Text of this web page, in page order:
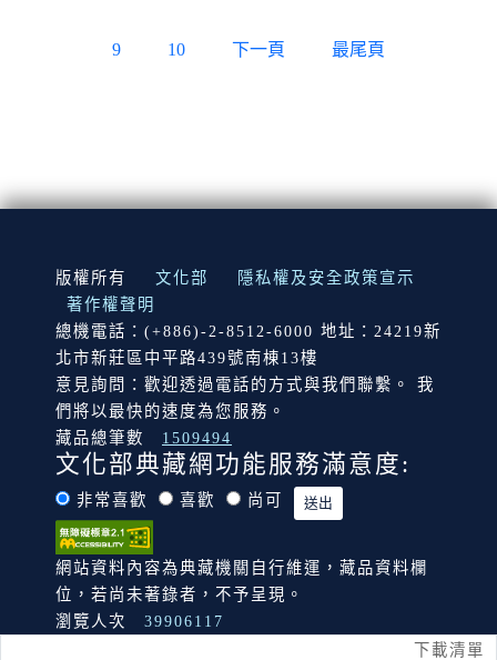
下載清單
9 10 下一頁 最尾頁
:::
版權所有 文化部
隱私權及安全政策宣示
著作權聲明
總機電話：(+886)-2-8512-6000 地址：24219新
北市新莊區中平路439號南棟13樓
意見詢問：歡迎透過電話的方式與我們聯繫。 我
們將以最快的速度為您服務。
藏品總筆數
1509494
文化部典藏網功能服務滿意度:
非常喜歡 喜歡 尚可
網站資料內容為典藏機關自行維運，藏品資料欄
位，若尚未著錄者，不予呈現。
瀏覽人次
39906117